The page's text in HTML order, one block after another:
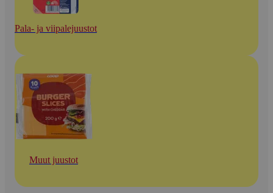
Pala- ja viipalejuustot
Muut juustot